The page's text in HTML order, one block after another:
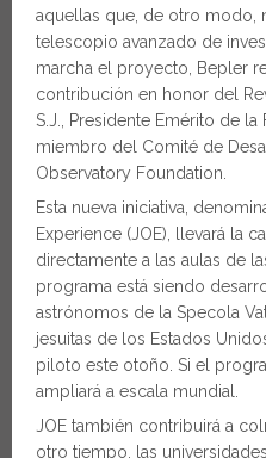
aquellas que, de otro modo,
telescopio avanzado de
marcha el proyecto, Bepler
contribución en honor del
S.J., Presidente Emérito de
miembro del Comité de
Observatory Foundation.
Esta nueva iniciativa,
Experience (JOE), llevará la
directamente a las aulas de
programa está siendo
astrónomos de la Specola
jesuitas de los Estados
piloto este otoño. Si el
ampliará a escala mundial.
JOE también contribuirá a
otro tiempo, las